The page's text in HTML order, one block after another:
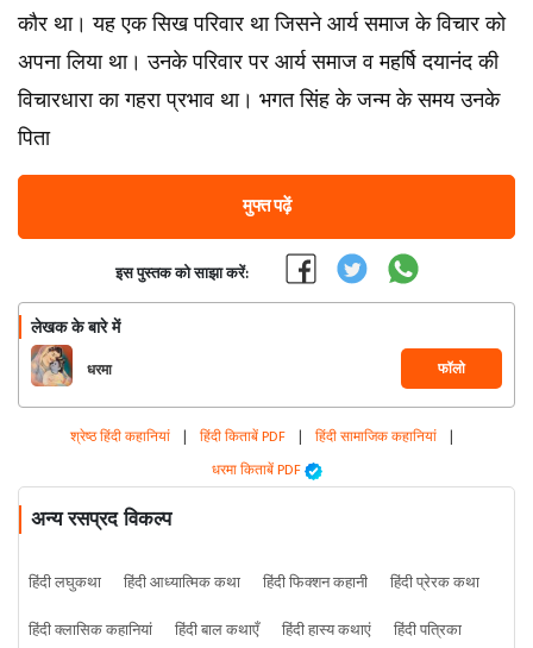
कौर था। यह एक सिख परिवार था जिसने आर्य समाज के विचार को
अपना लिया था। उनके परिवार पर आर्य समाज व महर्षि दयानंद की
विचारधारा का गहरा प्रभाव था। भगत सिंह के जन्म के समय उनके
पिता
मुफ्त पढ़ें
इस पुस्तक को साझा करें:
लेखक के बारे में
धरमा फॉलो
श्रेष्ठ हिंदी कहानियां | हिंदी किताबें PDF | हिंदी सामाजिक कहानियां |
धरमा किताबें PDF
अन्य रसप्रद विकल्प
हिंदी लघुकथा हिंदी आध्यात्मिक कथा हिंदी फिक्शन कहानी
हिंदी प्रेरक कथा
हिंदी क्लासिक कहानियां
हिंदी बाल कथाएँ हिंदी हास्य कथाएं हिंदी पत्रिका